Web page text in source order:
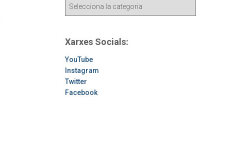
q
u
è
v
o
Xarxes Socials:
YouTube
Instagram
Twitter
Facebook